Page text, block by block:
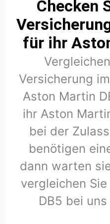
Checken
für ihr
Versicherung
Aston Martin
ihr Aston
bei der
benötigen
dann warten
vergleichen
DB5 bei